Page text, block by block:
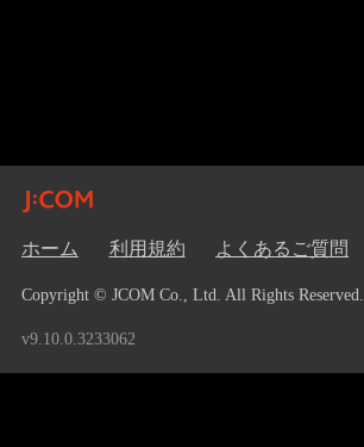
ホーム 利用規約 よくあるご質問
Copyright © JCOM Co., Ltd. All Rights Reserved.
v9.10.0.3233062